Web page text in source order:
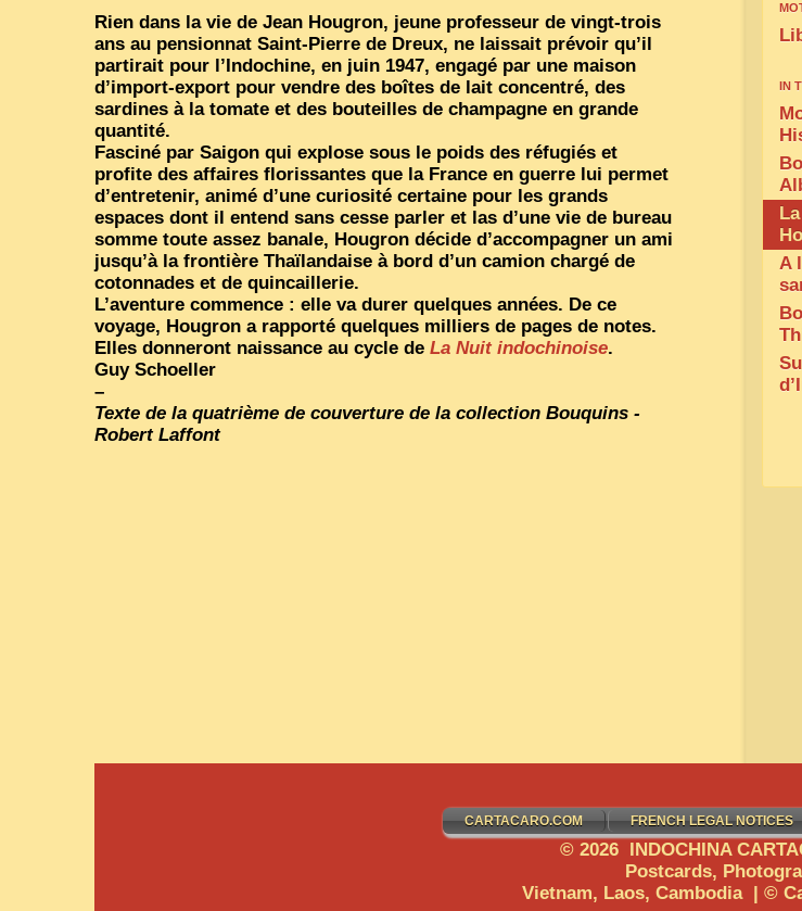
Rien dans la vie de Jean Hougron, jeune professeur de vingt-trois
ans au pensionnat Saint-Pierre de Dreux, ne laissait prévoir qu’il
partirait pour l’Indochine, en juin 1947, engagé par une maison
d’import-export pour vendre des boîtes de lait concentré, des
sardines à la tomate et des bouteilles de champagne en grande
quantité.
Fasciné par Saigon qui explose sous le poids des réfugiés et
profite des affaires florissantes que la France en guerre lui permet
d’entretenir, animé d’une curiosité certaine pour les grands
espaces dont il entend sans cesse parler et las d’une vie de bureau
somme toute assez banale, Hougron décide d’accompagner un ami
jusqu’à la frontière Thaïlandaise à bord d’un camion chargé de
cotonnades et de quincaillerie.
L’aventure commence : elle va durer quelques années. De ce
voyage, Hougron a rapporté quelques milliers de pages de notes.
Elles donneront naissance au cycle de La Nuit indochinoise.
Guy Schoeller
–
Texte de la quatrième de couverture de la collection Bouquins -
Robert Laffont
IN
A
CARTACARO.COM FRENCH LEGAL NOTICES
© 2026 INDOCHINA
Postcards,
Vietnam, Laos, Cambodia | ©